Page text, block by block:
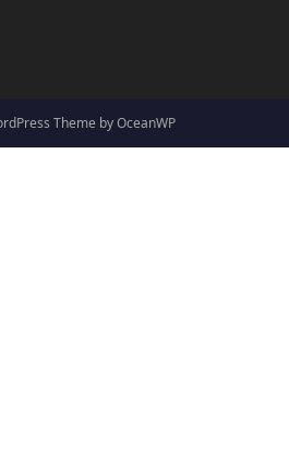
Theme by OceanWP